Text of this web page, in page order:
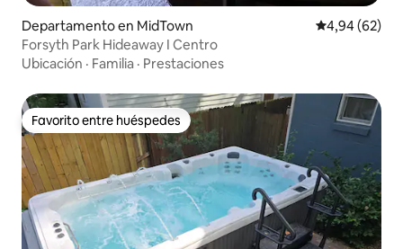
Departamento en MidTown Calificación
4,94 (62)
Forsyth Park Hideaway I Centro
Ubicación · Familia · Prestaciones
Favorito entre huéspedes
Favorito entre huéspedes